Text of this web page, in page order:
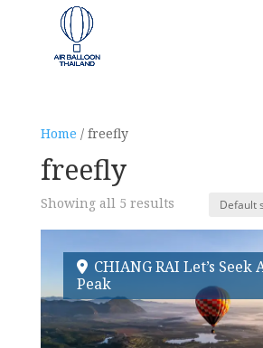
Home / freefly
freefly
Showing all 5 results
CHIANG RAI Let’s Seek
Peak